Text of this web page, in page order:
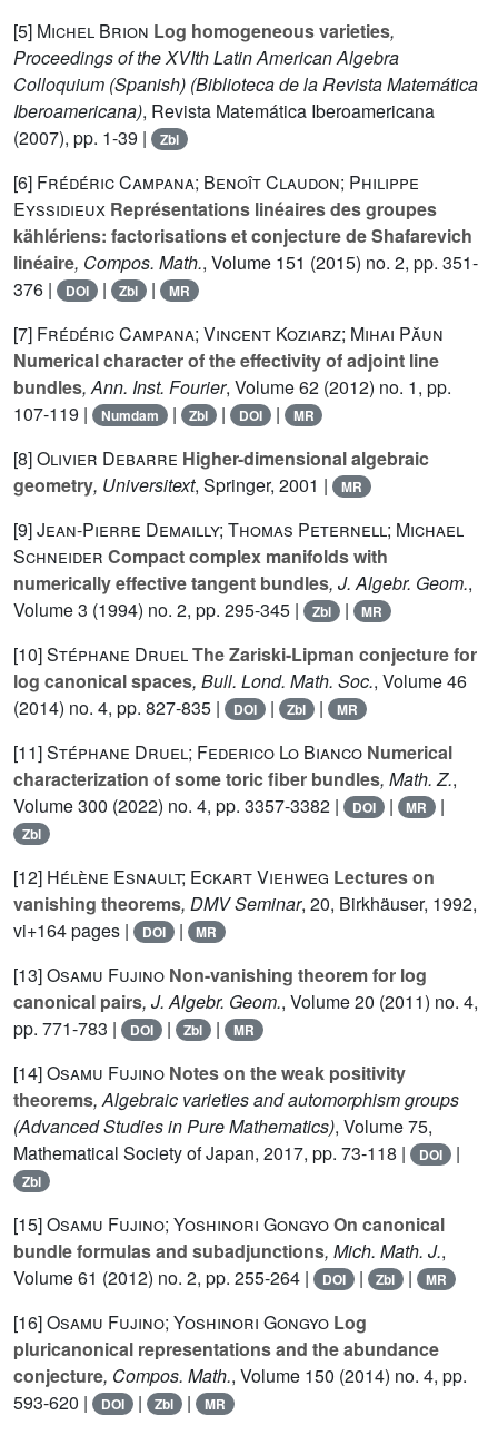
[5] Michel Brion Log homogeneous varieties,
Proceedings of the XVIth Latin American Algebra
Colloquium (Spanish) (Biblioteca de la Revista Matemática
Iberoamericana), Revista Matemática Iberoamericana
(2007), pp. 1-39 |
Zbl
[6] Frédéric Campana; Benoît Claudon; Philippe
Eyssidieux Représentations linéaires des groupes
kählériens: factorisations et conjecture de Shafarevich
linéaire, Compos. Math., Volume 151 (2015) no. 2, pp. 351-
376 |
DOI | Zbl | MR
[7] Frédéric Campana; Vincent Koziarz; Mihai Păun
Numerical character of the effectivity of adjoint line
bundles, Ann. Inst. Fourier, Volume 62 (2012) no. 1, pp.
107-119 |
Numdam | Zbl | DOI | MR
[8]Olivier Debarre Higher-dimensional algebraic
geometry, Universitext, Springer, 2001 | MR
[9]Jean-Pierre Demailly; Thomas Peternell; Michael
Schneider Compact complex manifolds with
numerically effective tangent bundles, J. Algebr. Geom.,
Volume 3 (1994) no. 2, pp. 295-345 | Zbl | MR
[10]Stéphane DruelThe Zariski-Lipman conjecture for
log canonical spaces, Bull. Lond. Math. Soc., Volume 46
(2014) no. 4, pp. 827-835 |
DOI | Zbl | MR
[11]Stéphane Druel; Federico Lo Bianco Numerical
characterization of some toric fiber bundles, Math. Z.,
Volume 300 (2022) no. 4, pp. 3357-3382 | DOI | MR |
Zbl
[12] Hélène Esnault; Eckart Viehweg Lectures on
vanishing theorems, DMV Seminar, 20, Birkhäuser, 1992,
vi+164 pages |
DOI | MR
[13]Osamu Fujino Non-vanishing theorem for log
canonical pairs, J. Algebr. Geom., Volume 20 (2011) no. 4,
pp. 771-783 |
DOI | Zbl | MR
[14]Osamu Fujino Notes on the weak positivity
theorems, Algebraic varieties and automorphism groups
(Advanced Studies in Pure Mathematics), Volume 75,
Mathematical Society of Japan, 2017, pp. 73-118 |
DOI |
Zbl
[15]Osamu Fujino; Yoshinori GongyoOn canonical
bundle formulas and subadjunctions, Mich. Math. J.,
Volume 61 (2012) no. 2, pp. 255-264 | DOI | Zbl | MR
[16]Osamu Fujino; Yoshinori Gongyo Log
pluricanonical representations and the abundance
conjecture, Compos. Math., Volume 150 (2014) no. 4, pp.
593-620 |
DOI | Zbl | MR